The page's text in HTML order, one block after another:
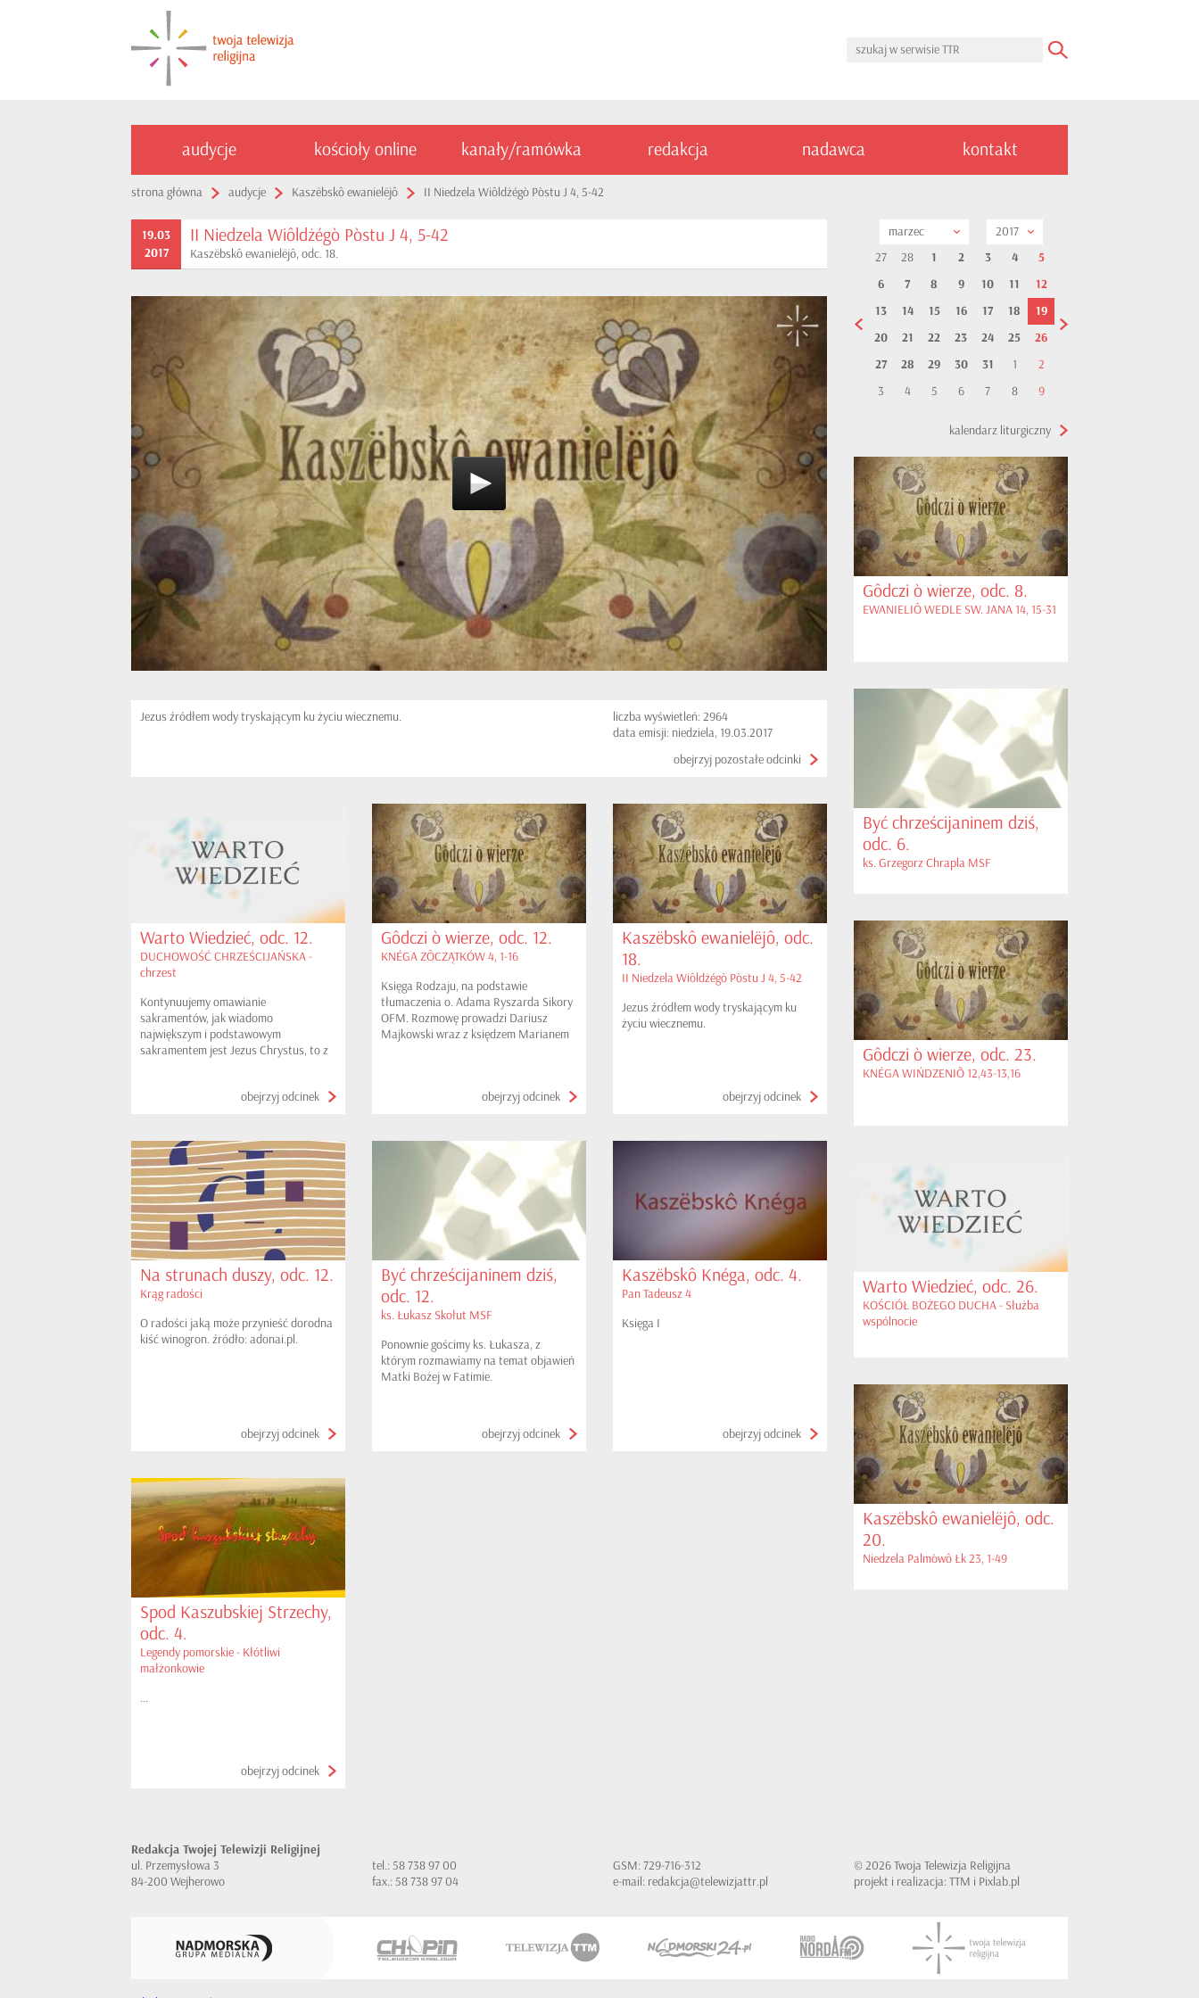
audycje kościoły online kanały/ramówka redakcja nadawca kontakt
strona główna audycje Kaszëbskô ewanielëjô II Niedzela Wiôldżégò Pòstu J 4, 5-42
19.03
2017
II Niedzela Wiôldżégò Pòstu J 4, 5-42
Kaszëbskô ewanielëjô, odc. 18.
Jezus źródłem wody tryskającym ku życiu wiecznemu.
liczba wyświetleń: 2964
data emisji: niedziela, 19.03.2017
obejrzyj pozostałe odcinki
Warto Wiedzieć, odc. 12.
DUCHOWOŚĆ CHRZEŚCIJAŃSKA -
chrzest
Kontynuujemy omawianie
sakramentów, jak wiadomo
największym i podstawowym
sakramentem jest Jezus Chrystus, to z
CHRZTU ŚWIĘTEGO.obejrzyj odcinek
Gôdczi ò wierze, odc. 12.
KNÉGA ZÔCZĄTKÓW 4, 1-16
Księga Rodzaju, na podstawie
tłumaczenia o. Adama Ryszarda Sikory
OFM. Rozmowę prowadzi Dariusz
Majkowski wraz z księdzem Marianem
obejrzyj odcinek
Kaszëbskô ewanielëjô, odc.
18.
II Niedzela Wiôldżégò Pòstu J 4, 5-42
Jezus źródłem wody tryskającym ku
życiu wiecznemu.
obejrzyj odcinek
Na strunach duszy, odc. 12.
Krąg radości
O radości jaką może przynieść dorodna
kiść winogron. źródło: adonai.pl.
obejrzyj odcinek
Być chrześcijaninem dziś,
odc. 12.
ks. Łukasz Skołut MSF
Ponownie gościmy ks. Łukasza, z
którym rozmawiamy na temat objawień
Matki Bożej w Fatimie.
obejrzyj odcinek
Kaszëbskô Knéga, odc. 4.
Pan Tadeusz 4
Księga I
obejrzyj odcinek
Spod Kaszubskiej Strzechy,
odc. 4.
Legendy pomorskie - Kłótliwi
małżonkowie
...
obejrzyj odcinek
marzec
2017
27
28 1 2 3 4
5
6
7 8 9 10 11
12
13
14 15 16 17 18
19
20
21 22 23 24 25
26
27
28 29 30 31 1
2
3
4 5 6 7 8 9
kalendarz liturgiczny
Gôdczi ò wierze, odc. 8.
EWANIELIÔ WEDLE SW. JANA 14, 15-31
Być chrześcijaninem dziś,
odc. 6.
ks. Grzegorz Chrapla MSF
Gôdczi ò wierze, odc. 23.
KNÉGA WIŃDZENIÕ 12,43-13,16
Warto Wiedzieć, odc. 26.
KOŚCIÓŁ BOŻEGO DUCHA - Służba
wspólnocie
Kaszëbskô ewanielëjô, odc.
20.
Niedzela Palmòwô Łk 23, 1-49
Redakcja Twojej Telewizji Religijnej
ul. Przemysłowa 3
84-200 Wejherowo
tel.: 58 738 97 00
fax.: 58 738 97 04
GSM: 729-716-312
e-mail: redakcja@telewizjattr.pl
© 2026 Twoja Telewizja Religijna
projekt i realizacja: TTM i Pixlab.pl